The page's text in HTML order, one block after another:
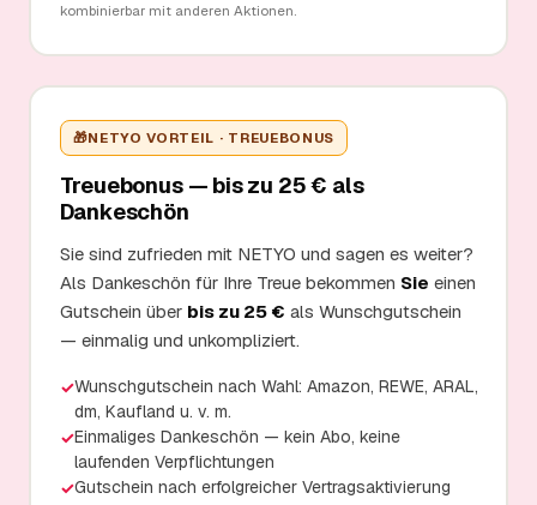
kombinierbar mit anderen Aktionen.
🎁NETYO VORTEIL · TREUEBONUS
Treuebonus — bis zu 25 € als
Dankeschön
Sie sind zufrieden mit NETYO und sagen es weiter?
Als Dankeschön für Ihre Treue bekommen Sie einen
Gutschein über bis zu 25 € als Wunschgutschein
— einmalig und unkompliziert.
✓Wunschgutschein nach Wahl: Amazon, REWE, ARAL,
dm, Kaufland u. v. m.
✓Einmaliges Dankeschön — kein Abo, keine
laufenden Verpflichtungen
✓Gutschein nach erfolgreicher Vertragsaktivierung